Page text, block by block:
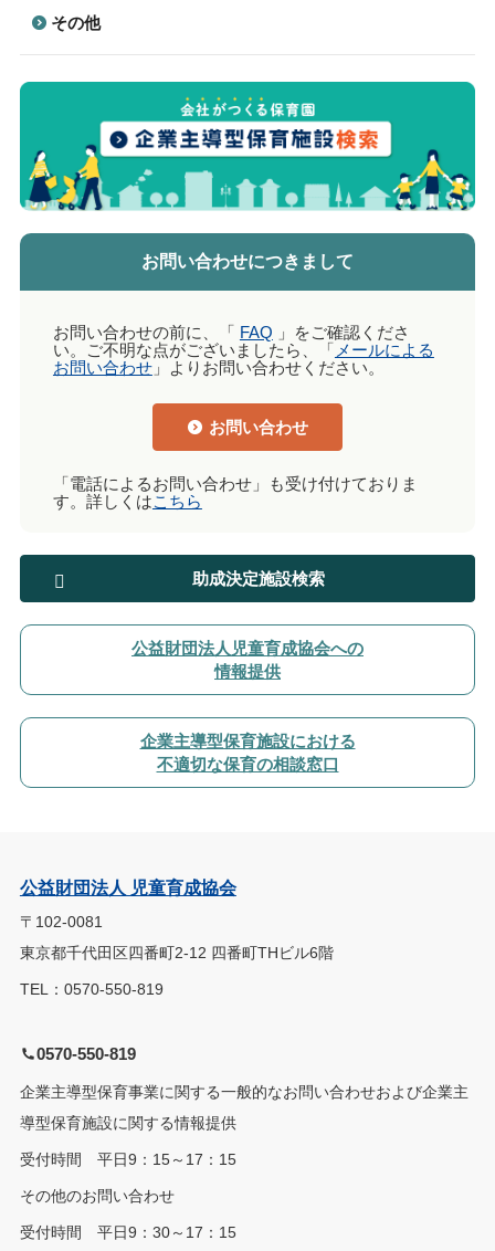
その他
お問い合わせにつきまして
お問い合わせの前に、「 FAQ 」をご確認くださ
い。ご不明な点がございましたら、「 メールによる
お問い合わせ」よりお問い合わせください。
お問い合わせ
「電話によるお問い合わせ」も受け付けておりま
す。詳しくはこちら
助成決定施設検索
公益財団法人児童育成協会への
情報提供
企業主導型保育施設における
不適切な保育の相談窓口
公益財団法人 児童育成協会
〒102-0081
東京都千代田区四番町2-12 四番町THビル6階
TEL：0570-550-819
0570-550-819
企業主導型保育事業に関する一般的なお問い合わせおよび企業主
導型保育施設に関する情報提供
受付時間 平日9：15～17：15
その他のお問い合わせ
受付時間 平日9：30～17：15